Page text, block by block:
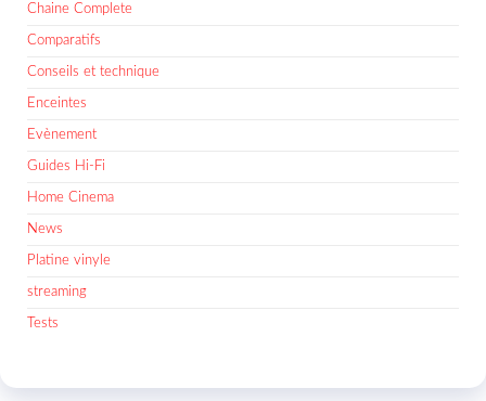
Chaine Complete
Comparatifs
Conseils et technique
Enceintes
Evènement
Guides Hi-Fi
Home Cinema
News
Platine vinyle
streaming
Tests